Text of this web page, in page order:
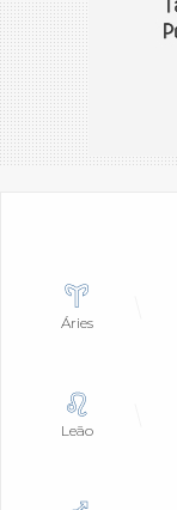
Áries
Leão